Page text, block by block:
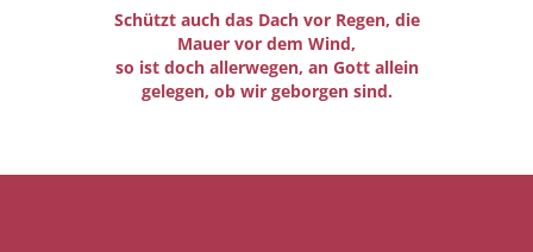
Schützt auch das Dach vor Regen, die
Mauer vor dem Wind,
so ist doch allerwegen, an Gott allein
gelegen, ob wir geborgen sind.